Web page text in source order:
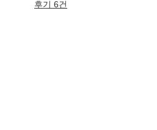
후기 6건